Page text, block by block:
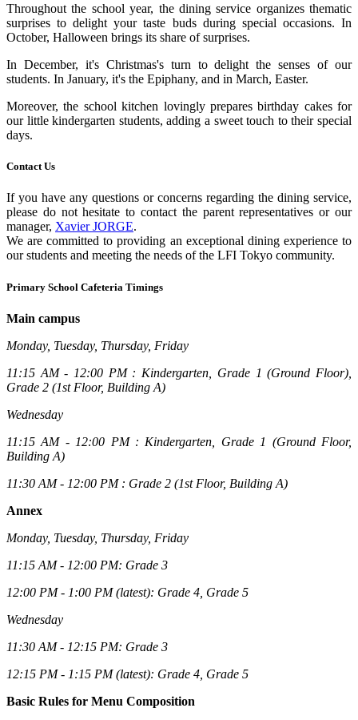
Throughout the school year, the dining service organizes thematic
surprises to delight your taste buds during special occasions. In
October, Halloween brings its share of surprises.
In December, it's Christmas's turn to delight the senses of our
students. In January, it's the Epiphany, and in March, Easter.
Moreover, the school kitchen lovingly prepares birthday cakes for
our little kindergarten students, adding a sweet touch to their special
days.
Contact Us
If you have any questions or concerns regarding the dining service,
please do not hesitate to contact the parent representatives or our
manager, Xavier JORGE.
We are committed to providing an exceptional dining experience to
our students and meeting the needs of the LFI Tokyo community.
Primary School Cafeteria Timings
Main campus
Monday, Tuesday, Thursday, Friday
11:15 AM - 12:00 PM : Kindergarten, Grade 1 (Ground Floor),
Grade 2 (1st Floor, Building A)
Wednesday
11:15 AM - 12:00 PM : Kindergarten, Grade 1 (Ground Floor,
Building A)
11:30 AM - 12:00 PM : Grade 2 (1st Floor, Building A)
Annex
Monday, Tuesday, Thursday, Friday
11:15 AM - 12:00 PM: Grade 3
12:00 PM - 1:00 PM (latest): Grade 4, Grade 5
Wednesday
11:30 AM - 12:15 PM: Grade 3
12:15 PM - 1:15 PM (latest): Grade 4, Grade 5
Basic Rules for Menu Composition